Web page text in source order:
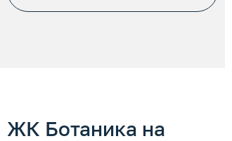
ЖК Ботаника на